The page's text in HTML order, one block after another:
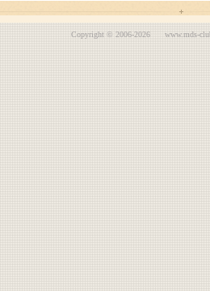
Copyright © 2006-2026 www.mds-